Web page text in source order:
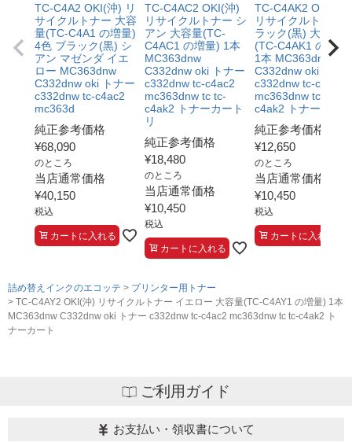
TC-C4A2 OKI(沖) リ
サイクルトナー 大容
量(TC-C4A1 の増量)
4色 ブラック(黒) シ
アン マゼンダ イエ
ロー MC363dnw
C332dnw oki トナー
c332dnw tc-c4ac2
mc363d
純正参考価格
¥68,090
のところ
当店通常価格
¥40,150
税込
カートに入れる
TC-C4AC2 OKI(沖)
リサイクルトナー シ
アン 大容量(TC-
C4AC1 の増量) 1本
MC363dnw
C332dnw oki トナー
c332dnw tc-c4ac2
mc363dnw tc tc-
c4ak2 トナーカート
リ
純正参考価格
¥18,480
のところ
当店通常価格
¥10,450
税込
カートに入れる
TC-C4AK2 OKI(沖)
リサイクルトナー
ラック(黒) 大容量
(TC-C4AK1 の増量)
1本 MC363dnw
C332dnw oki トナ
c332dnw tc-c4ac2
mc363dnw tc tc-
c4ak2 トナーカ
純正参考価格
¥12,650
のところ
当店通常価格
¥10,450
税込
カートに入れる
詰め替えインクのエコッテ
プリンター用トナー
TC-C4AY2 OKI(沖) リサイクルトナー イエロー 大容量(TC-C4AY1 の増量) 1本
MC363dnw C332dnw oki トナー c332dnw tc-c4ac2 mc363dnw tc tc-c4ak2 ト
ナーカート
ご利用ガイド
お支払い・領収書について